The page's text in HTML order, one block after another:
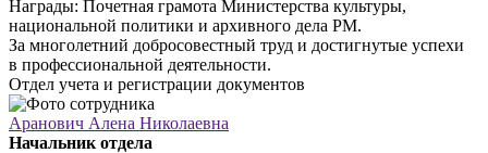
Награды: Почетная грамота Министерства культуры,
национальной политики и архивного дела РМ.
За многолетний добросовестный труд и достигнутые успехи
в профессиональной деятельности.
Отдел учета и регистрации документов
Аранович Алена Николаевна
Начальник отдела